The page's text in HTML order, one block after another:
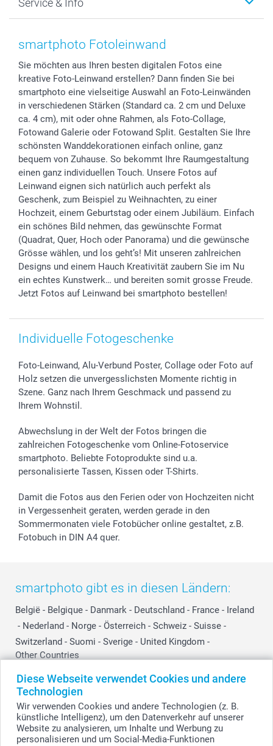
Diese Webseite verwendet Cookies und andere
Technologien
Wir verwenden Cookies und andere Technologien (z. B.
künstliche Intelligenz), um den Datenverkehr auf unserer
Website zu analysieren, um Inhalte und Werbung zu
personalisieren und um Social-Media-Funktionen
Fotoabzüge, Fotos als Buch & Poster
Zubehör & Material
Foto-Kalender & Agenden
Sticker & Etiketten
Geschenk-Gutscheine (PDF)
Datenschutz
Impressum
Presse
Partnerprogramme
Investor Relations
B2B smartbusiness
Widerrufsrecht
Neujahr
Muttertag
Kommunion & Konfirmation
Hochzeit
Geburtstag
Geburt
Zu allen Anlässen
Service & Info
Preise und Versandkosten
Lieferfristen
48h Lieferung
Zahlungsmöglichkeiten
Anmelden /Registrieren
Sitemap
Status der Bestellung
smartfriends
smartgarantie
smartbonus
smartphoto Fotoleinwand
Sie möchten aus Ihren besten digitalen Fotos eine
kreative Foto-Leinwand erstellen? Dann finden Sie bei
smartphoto eine vielseitige Auswahl an Foto-Leinwänden
in verschiedenen Stärken (Standard ca. 2 cm und Deluxe
ca. 4 cm), mit oder ohne Rahmen, als Foto-Collage,
Fotowand Galerie oder Fotowand Split. Gestalten Sie Ihre
schönsten Wanddekorationen einfach online, ganz
bequem von Zuhause. So bekommt Ihre Raumgestaltung
einen ganz individuellen Touch. Unsere Fotos auf
Leinwand eignen sich natürlich auch perfekt als
Geschenk, zum Beispiel zu Weihnachten, zu einer
Hochzeit, einem Geburtstag oder einem Jubiläum. Einfach
ein schönes Bild nehmen, das gewünschte Format
(Quadrat, Quer, Hoch oder Panorama) und die gewünsche
Grösse wählen, und los geht’s! Mit unseren zahlreichen
Designs und einem Hauch Kreativität zaubern Sie im Nu
ein echtes Kunstwerk… und bereiten somit grosse Freude.
Jetzt Fotos auf Leinwand bei smartphoto bestellen!
Individuelle Fotogeschenke
Foto-Leinwand, Alu-Verbund Poster, Collage oder Foto auf
Holz setzen die unvergesslichsten Momente richtig in
Szene. Ganz nach Ihrem Geschmack und passend zu
Ihrem Wohnstil.
Abwechslung in der Welt der Fotos bringen die
zahlreichen Fotogeschenke vom Online-Fotoservice
smartphoto. Beliebte Fotoprodukte sind u.a.
personalisierte Tassen, Kissen oder T-Shirts.
Damit die Fotos aus den Ferien oder von Hochzeiten nicht
in Vergessenheit geraten, werden gerade in den
Sommermonaten viele Fotobücher online gestaltet, z.B.
Fotobuch in DIN A4 quer.
smartphoto gibt es in diesen Ländern:
België - Belgique - Danmark - Deutschland - France - Ireland
- Nederland - Norge - Österreich - Schweiz - Suisse -
Switzerland - Suomi - Sverige - United Kingdom -
Other Countries
Alle Preise verstehen sich in Schweizer Franken (CHF) inkl. MwSt. und zzgl.
Versandkosten.